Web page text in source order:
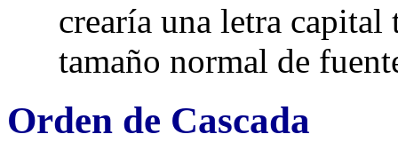
crearía una letra capital
tamaño normal de
Orden de Cascada